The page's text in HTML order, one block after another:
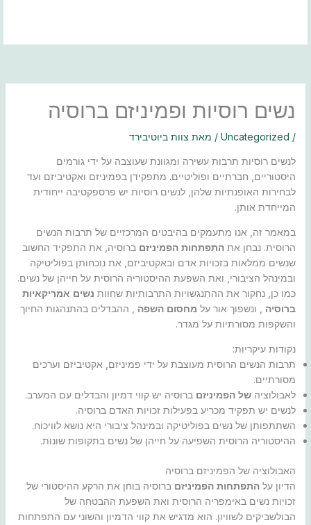
נשים רוסיות ופמיניזם ברוסיה
/
Uncategorized/ מאת צוות ביוטיבירד
לנשים רוסיות תרבות עשירה ומגוונת שעוצבה על ידי גורמים
היסטוריים, חברתיים ופוליטיים. מתפקידן בפמיניזם ואקטיביזם ועד
לבחירות האופנתיות שלהן, לנשים רוסיות יש פרספקטיבה ייחודית
המייחדת אותן.
במאמר זה, אנו מתעמקים בהיבטים המרכזיים של תרבות הנשים
הרוסית. נבחן את התפתחות הפמיניזם ברוסיה, את התפקיד החשוב
שנשים ממלאות בזכויות אדם ובאקטיביזם, את נוכחותן בפוליטיקה
ובמינהל הציבורי, ואת השפעת ההיסטוריה הרוסית על חייהן של נשים.
כמו כן, נחקור את ההתנגשויות התרבותיות שחוות נשים אמריקאיות
ברוסיה , ונשפוך אור על מחסום השפה , ההבדלים בהתנהגות החיוך
והשקפות מסורתיות על מגדר.
נקודות עיקריות:
תרבות הנשים הרוסית מעוצבת על ידי פמיניזם, אקטיביזם וערכים
מסורתיים.
לאבולוציה של הפמיניזם ברוסיה יש קווי דמיון והבדלים עם המערב.
לנשים יש תפקיד מכריע בפעילות זכויות האדם ברוסיה.
השתתפותן של נשים בפוליטיקה ובמינהל ציבורי היא נושא לוויכוח.
ההיסטוריה הרוסית השפיעה על חייהן של נשים בתקופות שונות.
האבולוציה של הפמיניזם ברוסיה
הדיון על התפתחות הפמיניזם ברוסיה בוחן את הרקע ההיסטורי של
זכויות נשים באימפריה הרוסית ואת השפעת ההבטחה של
הבולשביקים לשוויון. הוא מדגיש את קווי הדמיון והשוני עם התפתחות